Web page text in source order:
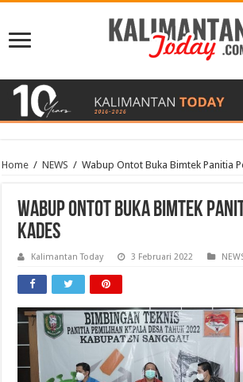
Home / NEWS / Wabup Ontot Buka Bimtek Panitia
Wabup Ontot Buka Bimtek
Kades
Kalimantan Today 3 Februari 2022